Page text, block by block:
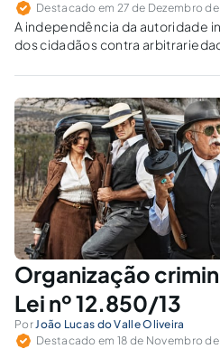
Destacado em 27 de Dezembro
A independência da autoridade
dos cidadãos contra
Organização
Lei nº 12.850/13
Por João Lucas do Valle Oliveira
Destacado em 18 de Novembro